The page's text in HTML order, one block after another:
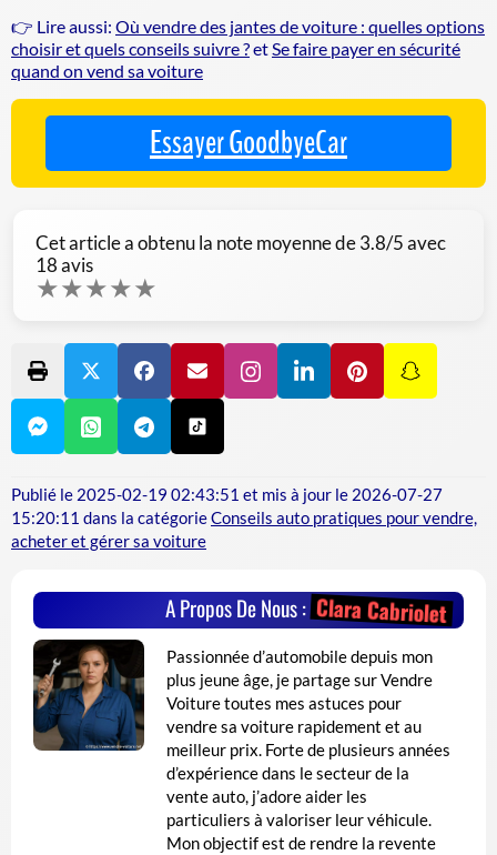
👉 Lire aussi: Où vendre des jantes de voiture : quelles options
choisir et quels conseils suivre ?etSe faire payer en sécurité
quand on vend sa voiture
Essayer GoodbyeCar
Cet article a obtenu la note moyenne de3.8/5 avec
18avis
★★★★★
Publié le 2025-02-19 02:43:51 et mis à jour le 2026-07-27
15:20:11 dans la catégorieConseils auto pratiques pour vendre,
acheter et gérer sa voiture
A Propos De Nous :Clara Cabriolet
Passionnée d’automobile depuis mon
plus jeune âge, je partage sur Vendre
Voiture toutes mes astuces pour
vendre sa voiture rapidement et au
meilleur prix. Forte de plusieurs années
d’expérience dans le secteur de la
vente auto, j’adore aider les
particuliers à valoriser leur véhicule.
Mon objectif est de rendre la revente